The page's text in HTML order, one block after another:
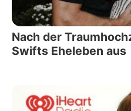
Nach der
Swifts Eheleben aus